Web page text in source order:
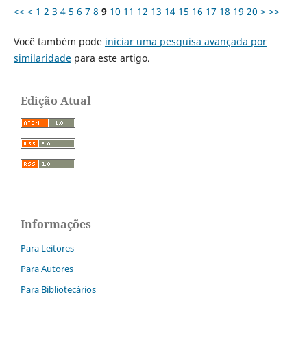
<< < 1 2 3 4 5 6 7 8 9 10 11 12 13 14 15 16 17 18 19 20 > >>
Você também pode iniciar uma pesquisa avançada por
similaridadepara este artigo.
Edição Atual
Informações
Para Leitores
Para Autores
Para Bibliotecários